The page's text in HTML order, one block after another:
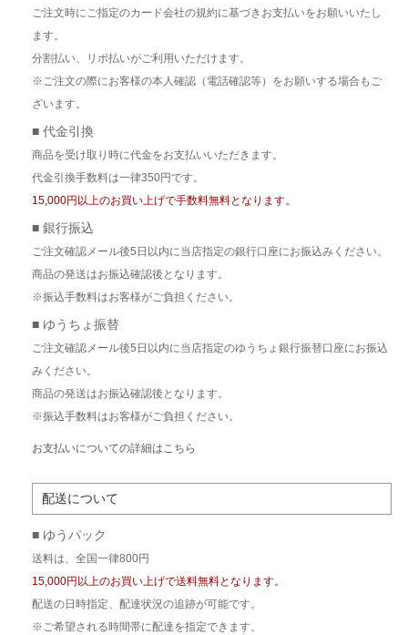
ご注文時にご指定のカード会社の規約に基づきお支払いをお願いいたし
ます。
分割払い、リボ払いがご利用いただけます。
※ご注文の際にお客様の本人確認（電話確認等）をお願いする場合もご
ざいます。
■ 代金引換
商品を受け取り時に代金をお支払いいただきます。
代金引換手数料は一律350円です。
15,000円以上のお買い上げで手数料無料となります。
■ 銀行振込
ご注文確認メール後5日以内に当店指定の銀行口座にお振込みください。
商品の発送はお振込確認後となります。
※振込手数料はお客様がご負担ください。
■ ゆうちょ振替
ご注文確認メール後5日以内に当店指定のゆうちょ銀行振替口座にお振込
みください。
商品の発送はお振込確認後となります。
※振込手数料はお客様がご負担ください。
お支払いについての詳細はこちら
配送について
■ ゆうパック
送料は、全国一律800円
15,000円以上のお買い上げで送料無料となります。
配送の日時指定、配達状況の追跡が可能です。
※ご希望される時間帯に配達を指定できます。